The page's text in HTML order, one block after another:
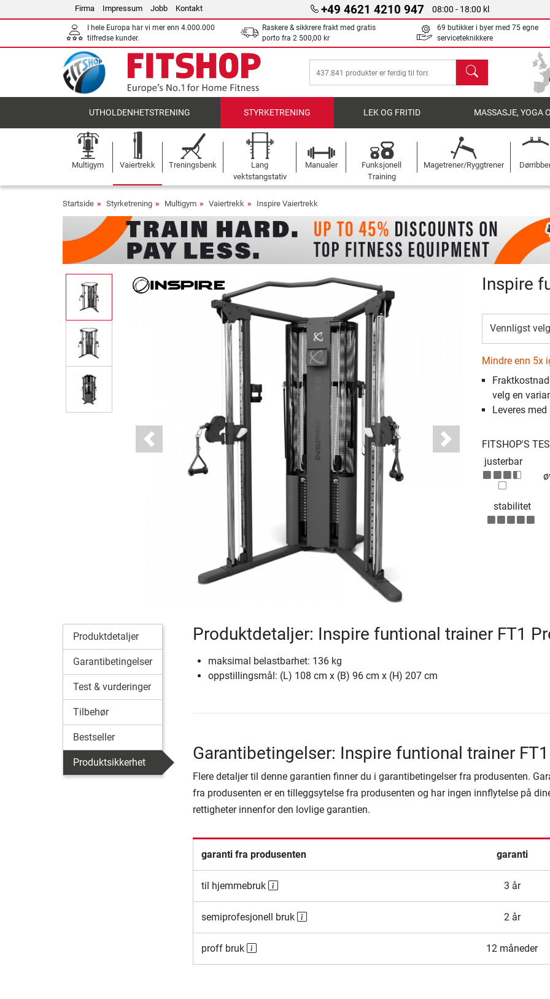
Firma Impressum Jobb Kontakt +49 4621 4210 947 08:00 - 18:00 kl
I hele Europa har vi mer enn 4.000.000
tilfredse kunder.
Raskere & sikkrere frakt med gratis
porto fra 2 500,00 kr
69 butikker i byer med 75 egne
serviceteknikkere
søk
UTHOLDENHETSTRENING STYRKETRENING LEK OG FRITID MASSASJE, YOGA
Multigym Vaiertrekk Treningsbenk
Lang
vektstangstativ
Manualer
Funksjonell
Training
Magetrener/Ryggtrener
Startside Styrketrening Multigym Vaiertrekk Inspire Vaiertrekk
Previous Next
Inspire
Vennligst velg
Mindre enn 5x
velg en
Leveres
FITSHOP'S
justerbar
stabilitet
Produktdetaljer
Garantibetingelser
Test & vurderinger
Tilbehør
Bestseller
Produktsikkerhet
Produktdetaljer: Inspire funtional trainer FT1
maksimal belastbarhet: 136 kg
oppstillingsmål: (L) 108 cm x (B) 96 cm x (H) 207 cm
Garantibetingelser: Inspire funtional trainer
Flere detaljer til denne garantien finner du i garantibetingelser fra produsenten.
fra produsenten er en tilleggsytelse fra produsenten og har ingen innflytelse på
rettigheter innenfor den lovlige garantien.
garanti fra produsenten garanti
til hjemmebruk 3 år
semiprofesjonell bruk 2 år
proff bruk 12 måneder